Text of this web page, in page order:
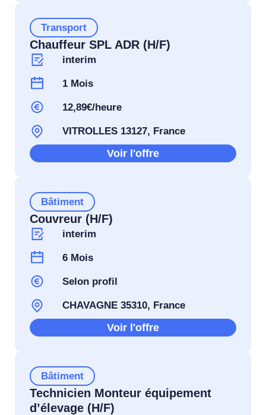
Transport
Chauffeur SPL ADR (H/F)
interim
1 Mois
12,89€/heure
VITROLLES 13127, France
Voir l'offre
Bâtiment
Couvreur (H/F)
interim
6 Mois
Selon profil
CHAVAGNE 35310, France
Voir l'offre
Bâtiment
Technicien Monteur équipement
d’élevage (H/F)